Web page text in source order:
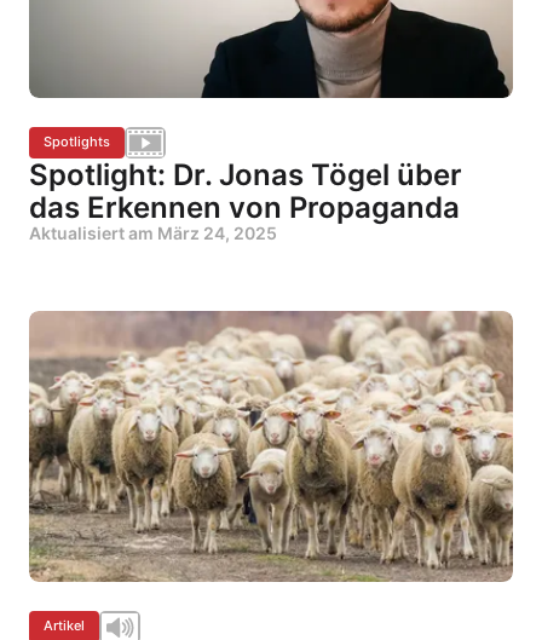
Spotlights
Spotlight: Dr. Jonas Tögel über
das Erkennen von Propaganda
Aktualisiert am März 24, 2025
Artikel